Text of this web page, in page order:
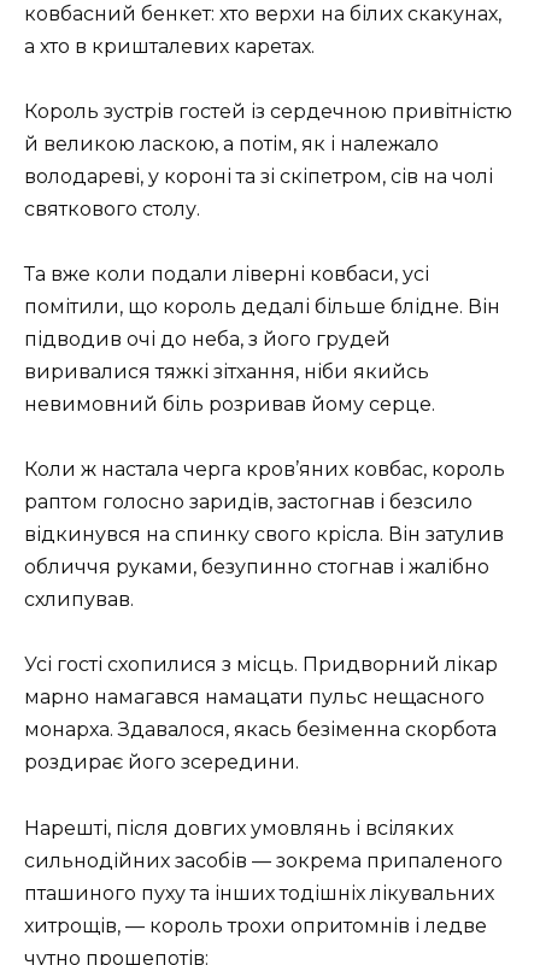
ковбасний бенкет: хто верхи на білих скакунах,
а хто в кришталевих каретах.
Король зустрів гостей із сердечною привітністю
й великою ласкою, а потім, як і належало
володареві, у короні та зі скіпетром, сів на чолі
святкового столу.
Та вже коли подали ліверні ковбаси, усі
помітили, що король дедалі більше блідне. Він
підводив очі до неба, з його грудей
виривалися тяжкі зітхання, ніби якийсь
невимовний біль розривав йому серце.
Коли ж настала черга кров’яних ковбас, король
раптом голосно заридів, застогнав і безсило
відкинувся на спинку свого крісла. Він затулив
обличчя руками, безупинно стогнав і жалібно
схлипував.
Усі гості схопилися з місць. Придворний лікар
марно намагався намацати пульс нещасного
монарха. Здавалося, якась безіменна скорбота
роздирає його зсередини.
Нарешті, після довгих умовлянь і всіляких
сильнодійних засобів — зокрема припаленого
пташиного пуху та інших тодішніх лікувальних
хитрощів, — король трохи опритомнів і ледве
чутно прошепотів: